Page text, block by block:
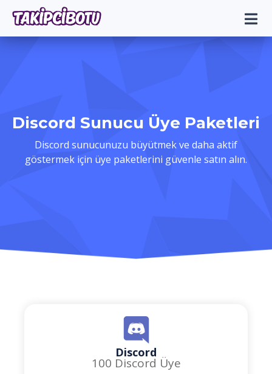
Discord Sunucu Üye Paketleri
Discord sunucunuzu büyütmek ve daha aktif
göstermek için üye paketlerini güvenle satın alın.
Discord
100 Discord Üye